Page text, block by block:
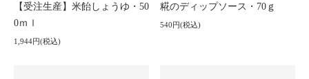
【受注生産】米飴しょうゆ・50
0ｍｌ
1,944円(税込)
糀のディップソース・70ｇ
540円(税込)